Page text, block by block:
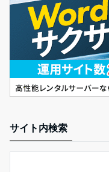
サイト内検索